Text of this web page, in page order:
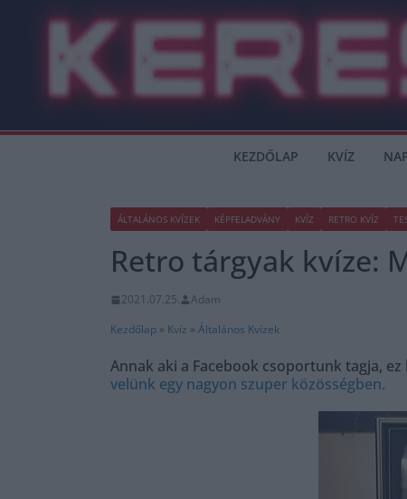
KEZDŐLAP KVÍZ
ÁLTALÁNOS KVÍZEK KÉPFELADVÁNY KVÍZ RETRO KVÍZ
Retro tárgyak kvíze:
2021.07.25.
Adam
Kezdőlap » Kvíz » Általános Kvízek
Annak aki a Facebook csoportunk tagja,
velünk egy nagyon szuper közösségben.